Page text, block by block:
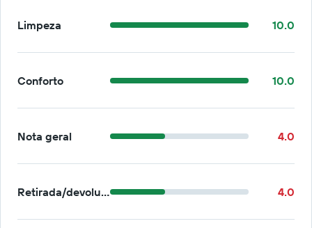
Limpeza 10.0
Conforto 10.0
Nota geral 4.0
Retirada/devolução 4.0